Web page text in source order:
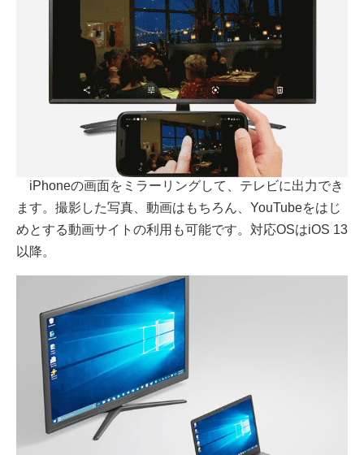
iPhoneの画面をミラーリングして、テレビに出力でき
ます。撮影した写真、動画はもちろん、YouTubeをはじ
めとする動画サイトの利用も可能です。対応OSはiOS 13
以降。